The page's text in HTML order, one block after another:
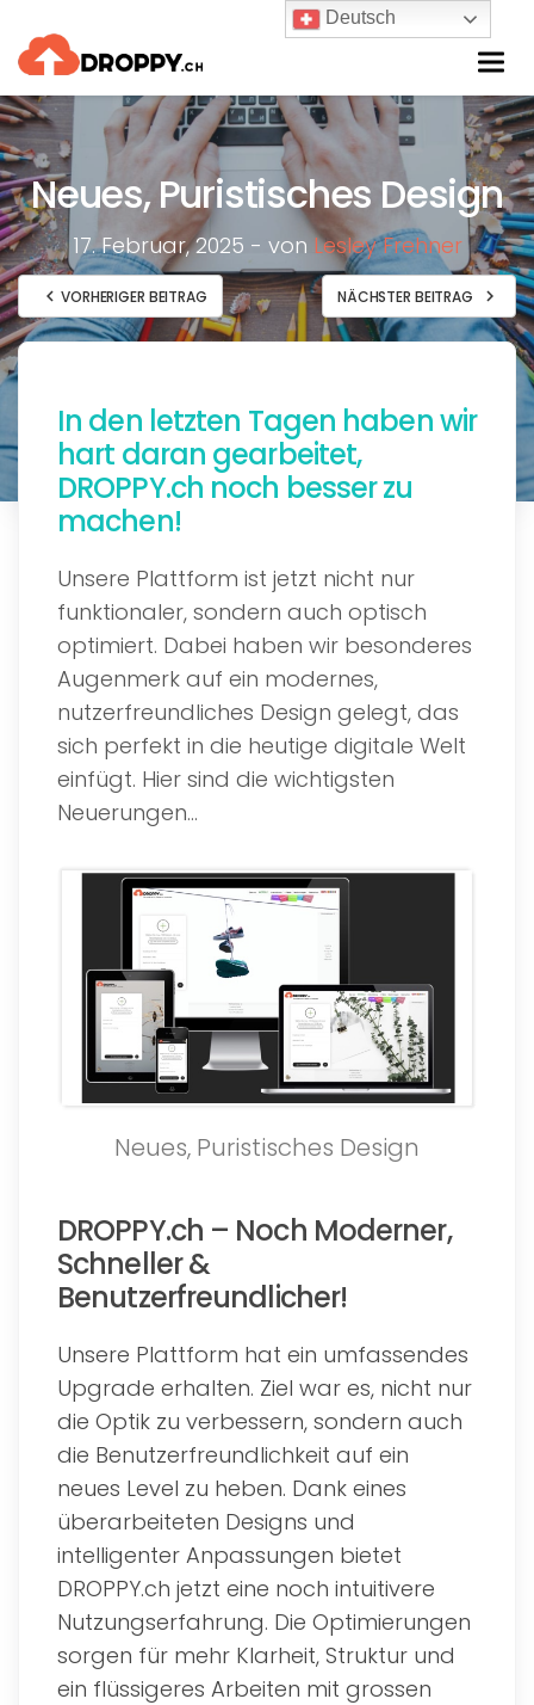
Neues, Puristisches Design
17. Februar, 2025 - von Lesley Frehner
chevron_left VORHERIGER BEITRAG NÄCHSTER BEITRAG chevron_right
In den letzten Tagen haben wir
hart daran gearbeitet,
DROPPY.ch noch besser zu
machen!
Unsere Plattform ist jetzt nicht nur
funktionaler, sondern auch optisch
optimiert. Dabei haben wir besonderes
Augenmerk auf ein modernes,
nutzerfreundliches Design gelegt, das
sich perfekt in die heutige digitale Welt
einfügt. Hier sind die wichtigsten
Neuerungen...
Neues, Puristisches Design
DROPPY.ch – Noch Moderner,
Schneller &
Benutzerfreundlicher!
Unsere Plattform hat ein umfassendes
Upgrade erhalten. Ziel war es, nicht nur
die Optik zu verbessern, sondern auch
die Benutzerfreundlichkeit auf ein
neues Level zu heben. Dank eines
überarbeiteten Designs und
intelligenter Anpassungen bietet
DROPPY.ch jetzt eine noch intuitivere
Nutzungserfahrung. Die Optimierungen
sorgen für mehr Klarheit, Struktur und
ein flüssigeres Arbeiten mit grossen
Deutsch